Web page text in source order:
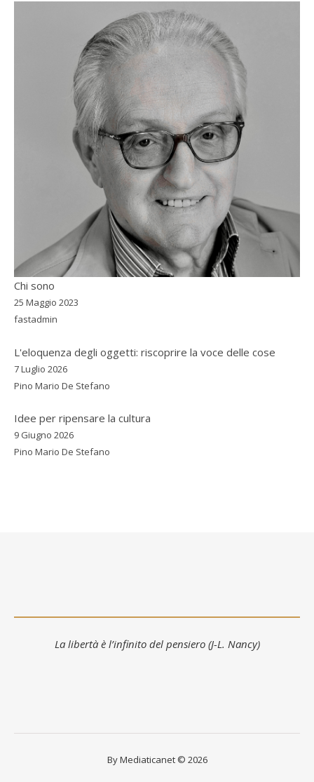
Chi sono
25 Maggio 2023
fastadmin
L'eloquenza degli oggetti: riscoprire la voce delle cose
7 Luglio 2026
Pino Mario De Stefano
Idee per ripensare la cultura
9 Giugno 2026
Pino Mario De Stefano
La libertà è l’infinito del pensiero (J-L. Nancy)
By Mediaticanet © 2026